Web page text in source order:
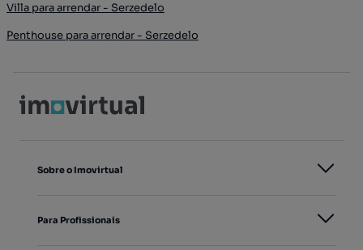
Villa para arrendar - Serzedelo
Penthouse para arrendar - Serzedelo
Sobre o Imovirtual
Para Profissionais